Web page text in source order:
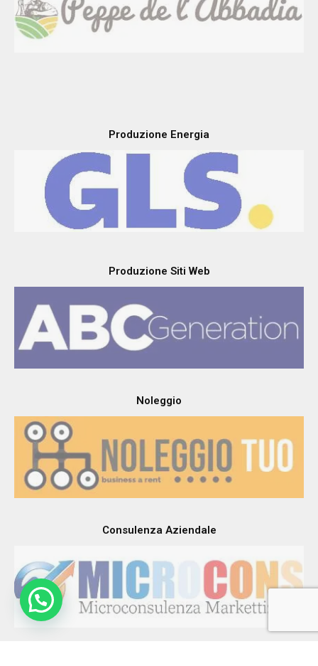
Produzione Energia
Produzione Siti Web
Noleggio
Consulenza Aziendale